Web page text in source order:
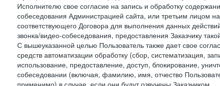
Исполнителю свое согласие на запись и обработку
собеседования Администрацией сайта, или третьим лицом
соответствующего Договора для выполнения данных
звонка/видео-собеседования, предоставления Заказчику
С вышеуказанной целью Пользователь также дает свое
средств автоматизации обработку (сбор, систематизация,
использование, предоставление, доступ, блокирование,
собеседовании (включая, фамилию, имя, отчество
применимо) в случае, если они будут озвучены Заказчиком.